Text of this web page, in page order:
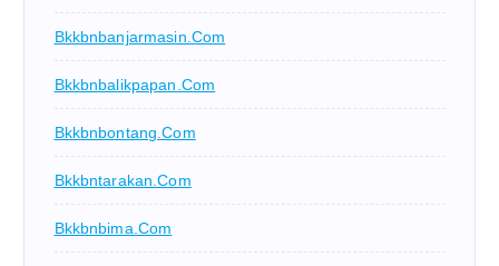
Bkkbnbanjarmasin.com
Bkkbnbalikpapan.com
Bkkbnbontang.com
Bkkbntarakan.com
Bkkbnbima.com